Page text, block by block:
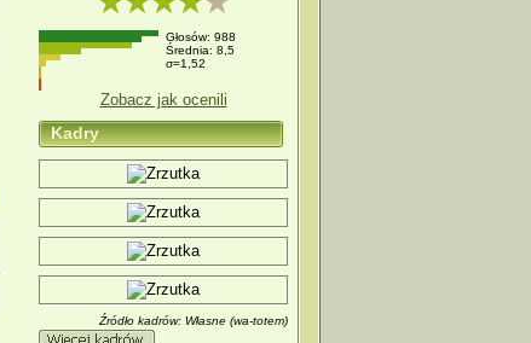
Głosów: 988
Średnia: 8,5
σ=1,52
Zobacz jak ocenili
Kadry
Źródło kadrów: Własne (wa-totem)